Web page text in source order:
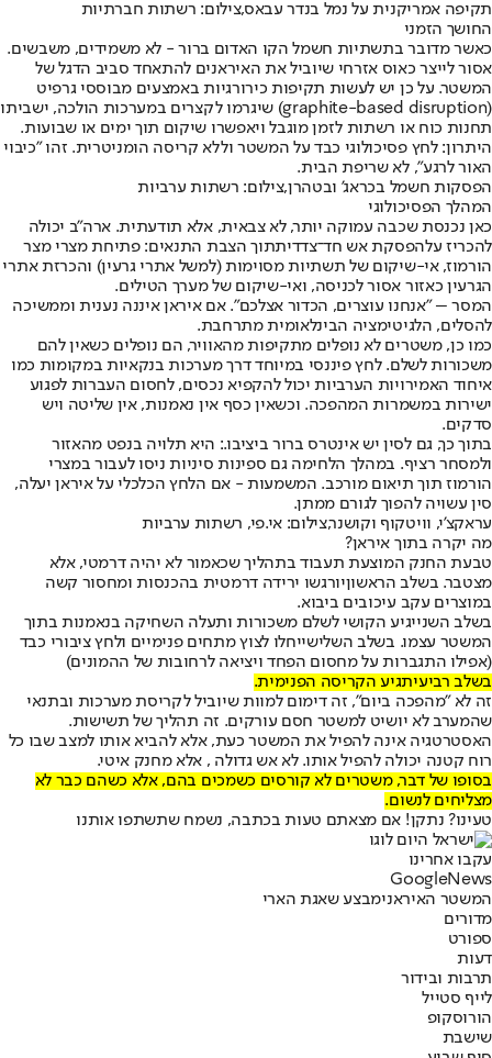
תקיפה אמריקנית על נמל בנדר עבאס,צילום: רשתות חברתיות
החושך הזמני
כאשר מדובר בתשתיות חשמל הקו האדום ברור - לא משמידים, משבשים.
אסור לייצר כאוס אזרחי שיוביל את האיראנים להתאחד סביב הדגל של
המשטר. על כן יש לעשות תקיפות כירורגיות באמצעים מבוססי גרפיט
(graphite-based disruption) שיגרמו לקצרים במערכות הולכה, ישביתו
תחנות כוח או רשתות לזמן מוגבל ויאפשרו שיקום תוך ימים או שבועות.
היתרון: לחץ פסיכולוגי כבד על המשטר וללא קריסה הומניטרית. זהו "כיבוי
האור לרגע", לא שריפת הבית.
הפסקות חשמל בכראג' ובטהרן,צילום: רשתות ערביות
המהלך הפסיכולוגי
כאן נכנסת שכבה עמוקה יותר, לא צבאית, אלא תודעתית. ארה"ב יכולה
להכריז עלהפסקת אש חד־צדדיתתוך הצבת התנאים: פתיחת מצרי מצר
הורמוז, אי-שיקום של תשתיות מסוימות (למשל אתרי גרעין) והכרזת אתרי
הגרעין כאזור אסור לכניסה, ואי-שיקום של מערך הטילים.
המסר – "אנחנו עוצרים, הכדור אצלכם". אם איראן איננה נענית וממשיכה
להסלים, הלגיטימציה הבינלאומית מתרחבת.
כמו כן, משטרים לא נופלים מתקיפות מהאוויר, הם נופלים כשאין להם
משכורות לשלם. לחץ פיננסי במיוחד דרך מערכות בנקאיות במקומות כמו
איחוד האמירויות הערביות יכול להקפיא נכסים, לחסום העברות לפגוע
ישירות במשמרות המהפכה. וכשאין כסף אין נאמנות, אין שליטה ויש
סדקים.
בתוך כך, גם לסין יש אינטרס ברור ביציבו.: היא תלויה בנפט מהאזור
ולמסחר רציף. במהלך הלחימה גם ספינות סיניות ניסו לעבור במצרי
הורמוז תוך תיאום מורכב. המשמעות - אם הלחץ הכלכלי על איראן יעלה,
סין עשויה להפוך לגורם ממתן.
עראקצ'י, וויטקוף וקושנר,צילום: אי.פי, רשתות ערביות
מה יקרה בתוך איראן?
טבעת החנק המוצעת תעבוד בתהליך שכאמור לא יהיה דרמטי, אלא
מצטבר. בשלב הראשוןיורגשו ירידה דרמטית בהכנסות ומחסור קשה
במוצרים עקב עיכובים ביבוא.
בשלב השנייגיע הקושי לשלם משכורות ותעלה השחיקה בנאמנות בתוך
המשטר עצמו. בשלב השלישייחלו לצוץ מתחים פנימיים ולחץ ציבורי כבד
(אפילו התגברות על מחסום הפחד ויציאה לרחובות של ההמונים)
בשלב רביעיתגיע הקריסה הפנימית.
זה לא "מהפכה ביום", זה דימום למוות שיוביל לקריסת מערכות ובתנאי
שהמערב לא יושיט למשטר חסם עורקים. זה תהליך של תשישות.
האסטרטגיה אינה להפיל את המשטר כעת, אלא להביא אותו למצב שבו כל
רוח קטנה יכולה להפיל אותו. לא אש גדולה , אלא מחנק איטי.
בסופו של דבר, משטרים לא קורסים כשמכים בהם, אלא כשהם כבר לא
מצליחים לנשום.
טעינו? נתקן! אם מצאתם טעות בכתבה, נשמח שתשתפו אותנו
עקבו אחרינו
Googl eNews
המשטר האיראנימבצע שאגת הארי
מדורים
ספורט
דעות
תרבות ובידור
לייף סטייל
הורוסקופ
שישבת